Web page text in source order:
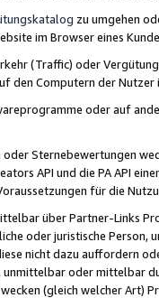
zu umgehen
im Browser eines
(Traffic) oder
den Computern der
oder auf
oder Sternebewertungen
API und die PA API
für die
über Partner-Links
oder juristische
nicht dazu auffordern
oder mittelbar
(gleich welcher Art)